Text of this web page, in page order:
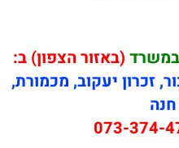
(באזור הצפון) ב:
זכרון יעקוב, מכמורת,
073-374-